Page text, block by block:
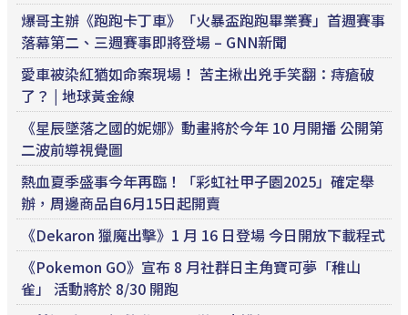
爆哥主辦《跑跑卡丁車》「火暴盃跑跑畢業賽」首週賽事
落幕第二、三週賽事即將登場 – GNN新聞
愛車被染紅猶如命案現場！ 苦主揪出兇手笑翻：痔瘡破
了？ | 地球黃金線
《星辰墜落之國的妮娜》動畫將於今年 10 月開播 公開第
二波前導視覺圖
熱血夏季盛事今年再臨！「彩虹社甲子園2025」確定舉
辦，周邊商品自6月15日起開賣
《Dekaron 獵魔出擊》1 月 16 日登場 今日開放下載程式
《Pokemon GO》宣布 8 月社群日主角寶可夢「稚山
雀」 活動將於 8/30 開跑